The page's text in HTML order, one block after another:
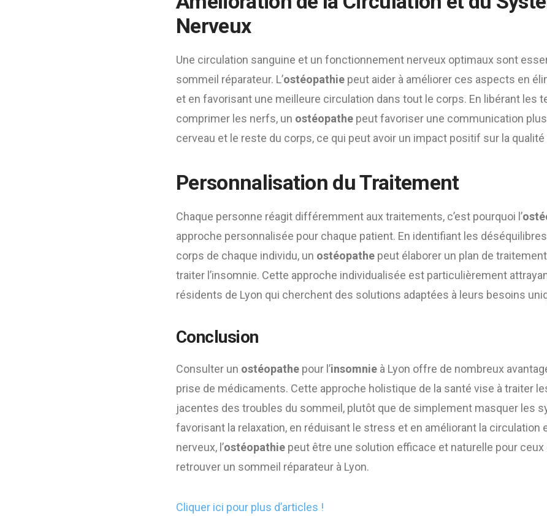
Nerveux
Une circulation sanguine et un fonctionnement nerveux optimaux sont
sommeil réparateur. L’ostéopathie peut aider à améliorer ces aspects en
et en favorisant une meilleure circulation dans tout le corps. En libérant les
comprimer les nerfs, un ostéopathe peut favoriser une communication
cerveau et le reste du corps, ce qui peut avoir un impact positif sur la
Personnalisation du Traitement
Chaque personne réagit différemment aux traitements, c’est pourquoi l’
approche personnalisée pour chaque patient. En identifiant les
corps de chaque individu, un ostéopathe peut élaborer un plan de
traiter l’insomnie. Cette approche individualisée est particulièrement
résidents de Lyon qui cherchent des solutions adaptées à leurs besoins
Conclusion
Consulter un ostéopathe pour l’insomnie à Lyon offre de nombreux
prise de médicaments. Cette approche holistique de la santé vise à traiter
jacentes des troubles du sommeil, plutôt que de simplement masquer les
favorisant la relaxation, en réduisant le stress et en améliorant la
nerveux, l’ostéopathie peut être une solution efficace et naturelle pour
retrouver un sommeil réparateur à Lyon.
Cliquer ici pour plus d’articles !